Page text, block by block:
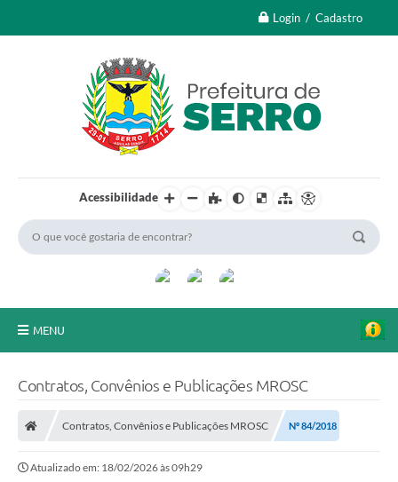
Login / Cadastro
Acessibilidade
MENU
Processo Seletivo/Concurso Público
Contratos, Convênios e Publicações MROSC
Contratos, Convênios e Publicações MROSC Nº 84/2018
Atualizado em: 18/02/2026 às 09h29